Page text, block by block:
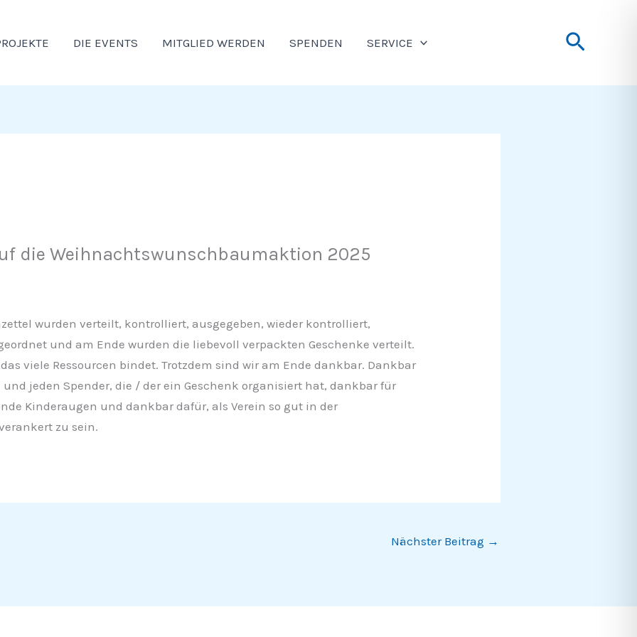
DIE EVENTS MITGLIED WERDEN SPENDEN SERVICE
die Weihnachtswunschbaumaktion 2025
wurden verteilt, kontrolliert, ausgegeben, wieder kontrolliert,
und am Ende wurden die liebevoll verpackten Geschenke verteilt.
viele Ressourcen bindet. Trotzdem sind wir am Ende dankbar. Dankbar
jeden Spender, die / der ein Geschenk organisiert hat, dankbar für
Kinderaugen und dankbar dafür, als Verein so gut in der
zu sein.
Nächster Beitrag →